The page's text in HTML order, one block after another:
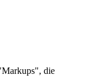
die